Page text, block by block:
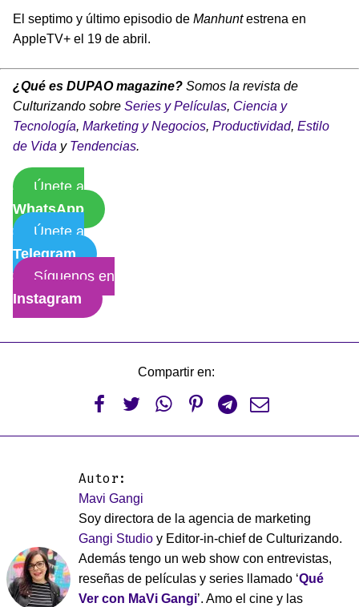
El septimo y último episodio de Manhuntestrena en
AppleTV+ el 19 de abril.
¿Qué es DUPAO magazine? Somos la revista de
Culturizando sobre Series y Películas, Ciencia y
Tecnología, Marketing y Negocios, Productividad, Estilo
de Vida y Tendencias.
Únete a
WhatsApp
Únete a
Telegram
Síguenos en
Instagram
Compartir en:
     
Autor:
Mavi Gangi
Soy directora de la agencia de marketing
Gangi Studio y Editor-in-chief de Culturizando.
Además tengo un web show con entrevistas,
reseñas de películas y series llamado ‘Qué
Ver con MaVi Gangi’. Amo el cine y las